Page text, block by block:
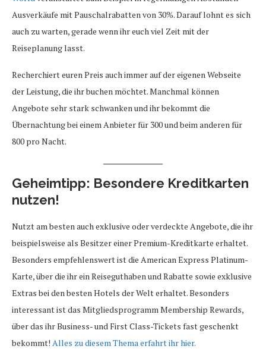
Ausverkäufe mit Pauschalrabatten von 30%. Darauf lohnt es sich
auch zu warten, gerade wenn ihr euch viel Zeit mit der
Reiseplanung lasst.
Recherchiert euren Preis auch immer auf der eigenen Webseite
der Leistung, die ihr buchen möchtet. Manchmal können
Angebote sehr stark schwanken und ihr bekommt die
Übernachtung bei einem Anbieter für 300 und beim anderen für
800 pro Nacht.
Geheimtipp: Besondere Kreditkarten
nutzen!
Nutzt am besten auch exklusive oder verdeckte Angebote, die ihr
beispielsweise als Besitzer einer Premium-Kreditkarte erhaltet.
Besonders empfehlenswert ist die American Express Platinum-
Karte, über die ihr ein Reiseguthaben und Rabatte sowie exklusive
Extras bei den besten Hotels der Welt erhaltet. Besonders
interessant ist das Mitgliedsprogramm Membership Rewards,
über das ihr Business- und First Class-Tickets fast geschenkt
bekommt! Alles zu diesem Thema erfahrt ihr hier.